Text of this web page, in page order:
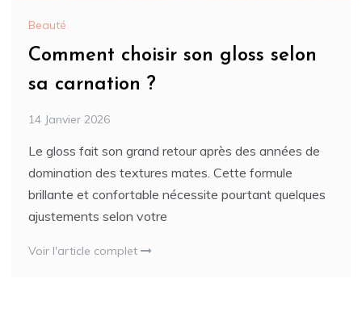
Beauté
Comment choisir son gloss selon
sa carnation ?
14 Janvier 2026
Le gloss fait son grand retour après des années de
domination des textures mates. Cette formule
brillante et confortable nécessite pourtant quelques
ajustements selon votre
Voir l'article complet